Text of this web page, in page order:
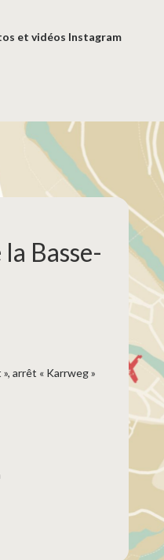
et vidéos Instagram
Basse-
arrêt « Karrweg »